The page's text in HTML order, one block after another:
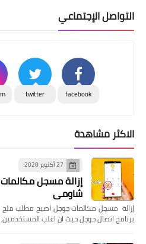
التواصل الإجتماعي
facebook
twitter
الاكثر مشاهدة
27 أكتوبر 2020
إزالة مسجل
شاومي
إزالة مسجل مكالمات جوجل اصبح مطلب
برنامج اتصال جوجل حيث ان اغلب